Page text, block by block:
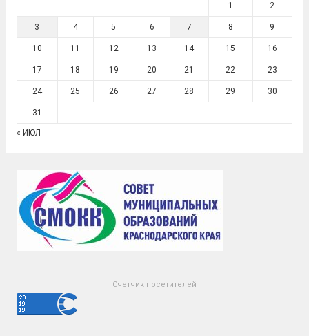
1 2
3 4 5 6 7 8 9
10 11 12 13 14 15 16
17 18 19 20 21 22 23
24 25 26 27 28 29 30
31
« ИЮЛ
Счетчик посетителей